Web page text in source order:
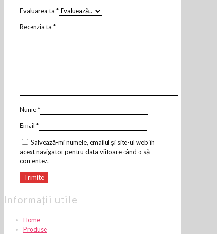
Evaluarea ta *
Recenzia ta *
Nume*
Email *
Salvează-mi numele, emailul și site-ul web în
acest navigator pentru data viitoare când o să
comentez.
Informații utile
Home
Produse